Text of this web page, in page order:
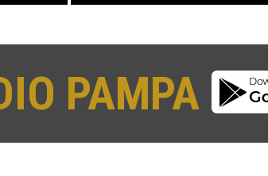
PAMPA